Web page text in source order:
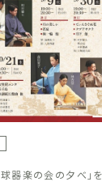
器楽の会の夕べ」